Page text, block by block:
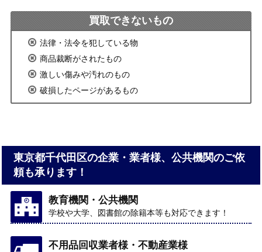
買取できないもの
法律・法令を犯している物
商品裁断がされたもの
激しい傷みや汚れのもの
破損したページがあるもの
東京都千代田区の企業・業者様、公共機関のご依
頼も承ります！
教育機関・公共機関
学校や大学、図書館の除籍本等も対応できます！
不用品回収業者様・不動産業様